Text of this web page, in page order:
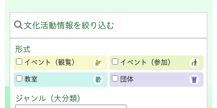
文化活動情報を絞り込む
形式
イベント（観覧） イベント（参加）
教室 団体
ジャンル（大分類）